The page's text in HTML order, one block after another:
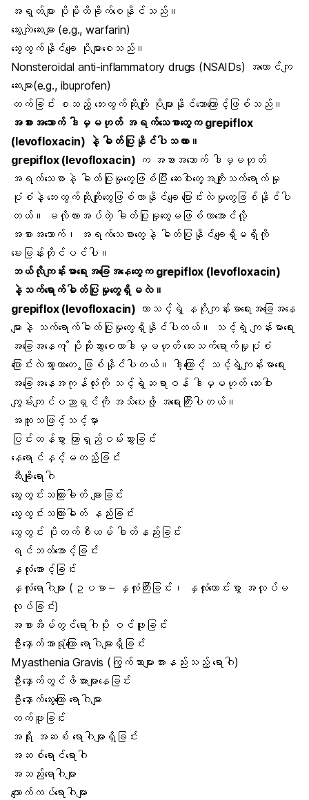
အရွတ်များ ပိုမိုထိခိုက်စေနိုင်သည်။
သွေးကျဲဆေးများ (e.g., warfarin)
သွေးထွက်နိုင်ချေ ပိုများစေသည်။
Nonsteroidal anti-inflammatory drugs (NSAIDs) အယောင်ကျ
ဆေးများ(e.g., ibuprofen)
တက်ခြင်း စသည့် ဘေးထွက်ဆိုးကျိုး ပိုများနိုင်သောကြောင့်ဖြစ်သည်။
အစားအသောက် ဒါမှမဟုတ် အရက်သေစာတွေက grepiflox
(levofloxacin) နဲ့ ဓါတ်ပြုနိုင်ပါသလား။
grepiflox (levofloxacin) က အစားအသောက် ဒါမှမဟုတ်
အရက်သေစာနဲ့ ဓါတ်ပြုမှုတွေဖြစ်ပြီး ဆေးဝါးတွေအကျိုးသက်ရောက်မှု
ပုံစံနဲ့ ဘေးထွက်ဆိုးကျိုးတွေဖြစ်လာနိုင်ချေ ပြောင်းလဲမှုတွေဖြစ်နိုင်ပါ
တယ်။ မလိုလားအပ်တဲ့ ဓါတ်ပြုမှုတွေမဖြစ်လာအောင်လို့
အစားအသောက်၊ အရက်သေစာတွေနဲ့ ဓါတ်ပြုနိုင်ချေရှိမရှိကို
မေးမြန်းတိုင်ပင်ပါ။
ဘယ်လိုကျန်းမာရေးအခြေအနေတွေက grepiflox (levofloxacin)
နဲ့သက်ရောက်ဓါတ်ပြုမှုတွေရှိမလဲ။
grepiflox (levofloxacin) ဟာသင့်ရဲ့ နဂိုကျန်းမာရေးအခြေအနေ
များနဲ့ သက်ရောက်ဓါတ်ပြုမှုတွေရှိနိုင်ပါတယ်။ သင့်ရဲ့ ကျန်းမာရေး
အခြေအနေက ိုပိုဆိုးသွားစေတာဒါမှမဟုတ် ဆေးသက်ရောက်မှုပုံစံ
ပြောင်းလဲသွားတာတေ ွဖြစ်နိုင်ပါတယ်။ ဒါ့ကြောင့် သင့်ရဲ့ကျန်းမာရေး
အခြေအနေအကုန်လုံးကို သင့်ရဲ့ဆရာဝန် ဒါမှမဟုတ် ဆေးဝါး
ကျွမ်းကျင်ပညာရှင်ကို အသိပေးဖို့ အရေးကြးီပါတယ်။
အထူးသဖြင့်သင့်မှာ
ပြင်းထန်စွာ ကြာရှည်ဝမ်းသွားခြင်း
နေရောင်နှင့်မတည့်ခြင်း
ဆီးချိုရောဂါ
သွေးတွင်းသကြားဓါတ် များခြင်း
သွေးတွင်းသကြားဓါတ် နည်းခြင်း
သွေတွင်း ပိုတက်စီယမ် ဓါတ်နည်းခြင်း
ရင်ဘတ်အောင့်ခြင်း
နှလုံးအောင့်ခြင်း
နှလုံးရောဂါများ (ဥပမာ – နှလုံးကြီးခြင်း၊ နှလုံးကောင်းစွာ အလုပ်မ
လုပ်ခြင်း)
အစာအိမ်တွင်ရောဂါပိုး ဝင်ဖူးခြင်း
ဦးနှောက်အာရုံကြော ရောဂါများရှိခြင်း
Myasthenia Gravis (ကြွက်သားများအားနည်းသည့် ရောဂါ)
ဦးနှောက်တွင်ဖိအားများနေခြင်း
ဦးနှောက်သွေးကြော ရောဂါများ
တက်ဖူးခြင်း
အရိုး အဆစ် ရောဂါများရှိခြင်း
အဆစ်ရောင်ရောဂါ
အသည်းရောဂါများ
ကျောက်ကပ်ရောဂါများ